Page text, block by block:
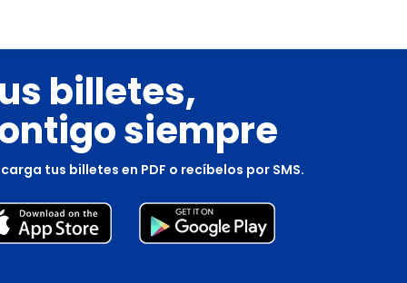
billetes,
siempre
tus billetes en PDF o recíbelos por SMS.